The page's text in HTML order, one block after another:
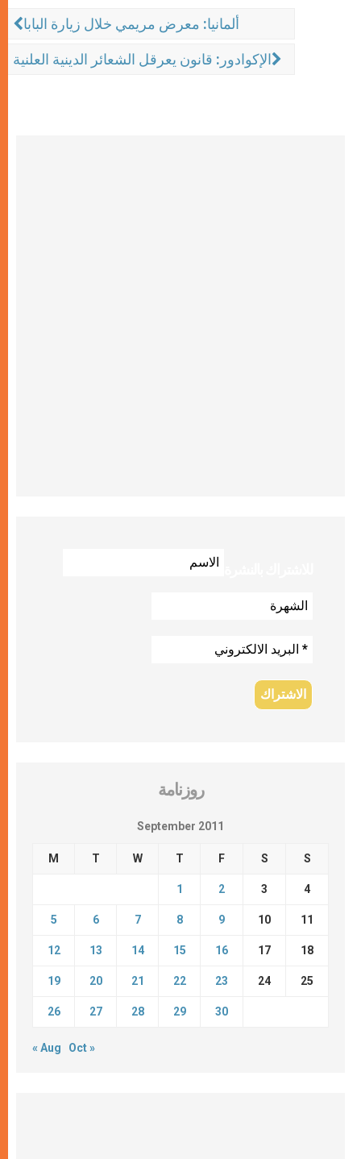
ألمانيا: معرض مريمي خلال زيارة البابا
الإكوادور: قانون يعرقل الشعائر الدينية العلنية
روزنامة
September 2011
M T W T F S S
1 2 3 4
5 6 7 8 9 10 11
12 13 14 15 16 17 18
19 20 21 22 23 24 25
26 27 28 29 30
« Aug Oct »